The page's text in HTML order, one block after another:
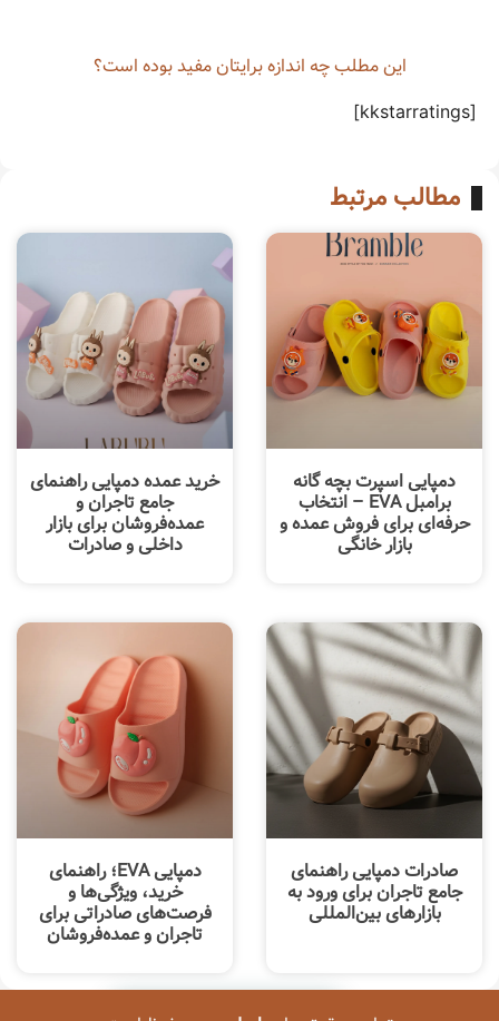
این مطلب چه‌ اندازه برایتان مفید بوده است؟
[kkstarratings]
مطالب مرتبط
دمپایی اسپرت بچه گانه
برامبل EVA – انتخاب
حرفه‌ای برای فروش عمده و
بازار خانگی
خرید عمده دمپایی راهنمای
جامع تاجران و
عمده‌فروشان برای بازار
داخلی و صادرات
صادرات دمپایی راهنمای
جامع تاجران برای ورود به
بازارهای بین‌المللی
دمپایی EVA؛ راهنمای
خرید، ویژگی‌ها و
فرصت‌های صادراتی برای
تاجران و عمده‌فروشان